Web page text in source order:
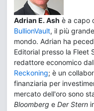
Adrian E. Ash è a capo
BullionVault, il più
mondo. Adrian ha
Editorial presso la Fleet
redattore economico
Reckoning; è un
finanziaria per
mercato dell'oro sono
Bloomberg e Der Stern